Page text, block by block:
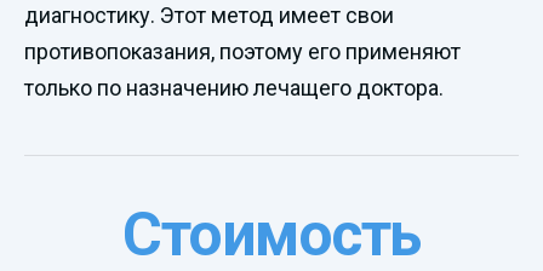
диагностику. Этот метод имеет свои
противопоказания, поэтому его применяют
только по назначению лечащего доктора.
Стоимость